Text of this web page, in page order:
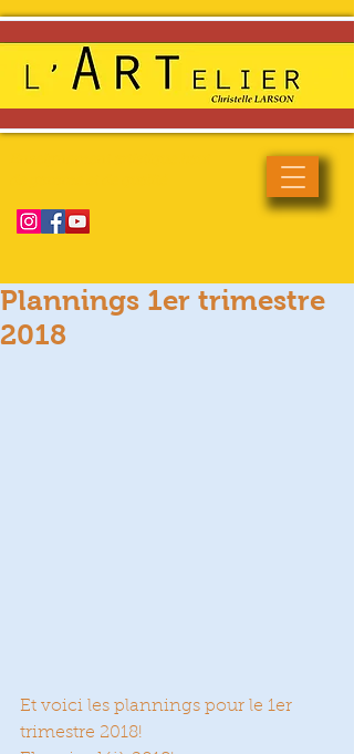
Plannings 1er trimestre
2018
Et voici les plannings pour le 1er
trimestre 2018!